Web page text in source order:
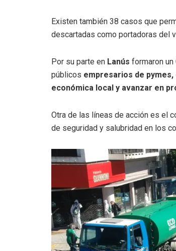
Existen también 38 casos que
descartadas como portadoras del
Por su parte en Lanús formaron
públicos empresarios de
económica local y avanzar en
Otra de las líneas de acción es el
de seguridad y salubridad en los